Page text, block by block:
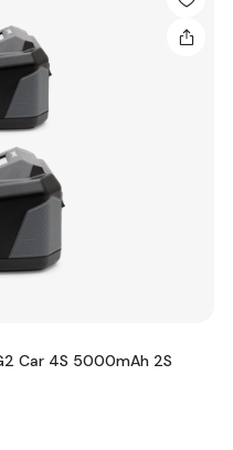
Car 4S 5000mAh 2S